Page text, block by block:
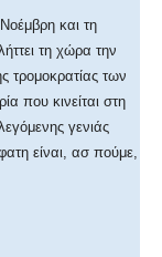
και τη
τη χώρα την
τρομοκρατίας των
που κινείται στη
γενιάς
είναι, ασ πούμε,